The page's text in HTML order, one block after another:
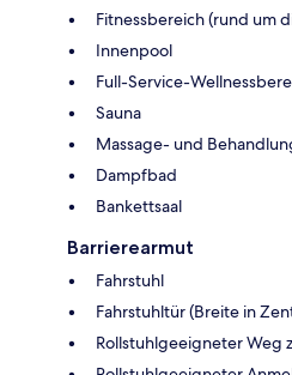
Fitnessbereich (rund um
Innenpool
Full-Service-
Sauna
Massage- und
Dampfbad
Bankettsaal
Barrierearmut
Fahrstuhl
Fahrstuhltür (Breite in
Rollstuhlgeeigneter Weg